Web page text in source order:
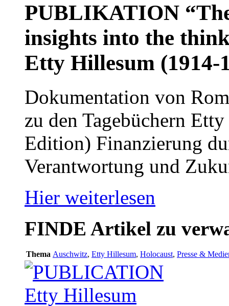
PUBLIKATION
insights into the
Etty Hillesum (1914-
Dokumentation von
zu den Tagebüchern
Edition) Finanzierung
Verantwortung und
Hier weiterlesen
FINDE Artikel zu
Thema Auschwitz, Etty Hillesum, Holocaust, Presse &